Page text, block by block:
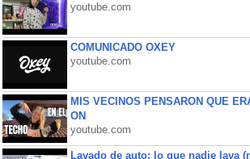
youtube.com
COMUNICADO OXEY
youtube.com
MIS VECINOS PENSARON QUE
ON
youtube.com
Lavado de auto: lo que nadie lava